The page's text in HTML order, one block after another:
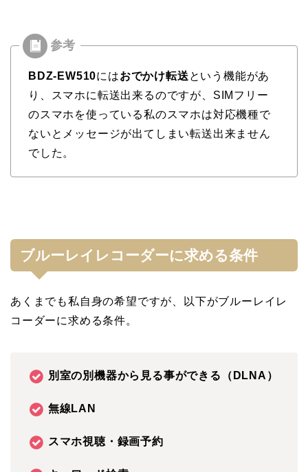
BDZ-EW510にはおでかけ転送 という機能があ
り、スマホに転送出来るのですが、SIMフリー
のスマホを使っている私のスマホは対応機種で
ないとメッセージが出てしまい転送出来ません
でした。
ブルーレイレコーダーに求める条件
あくまでも私自身の希望ですが、以下がブルーレイレ
コーダーに求める条件。
別室の別機器から見る事ができる（DLNA）
無線LAN
スマホ視聴・録画予約